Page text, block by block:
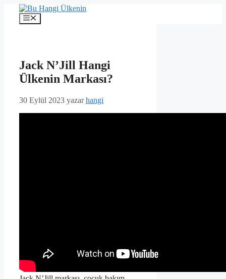
İçeriğe
Menü
Jack N’Jill Hangi
Ülkenin Markası?
30 Eylül 2023 yazarhangi